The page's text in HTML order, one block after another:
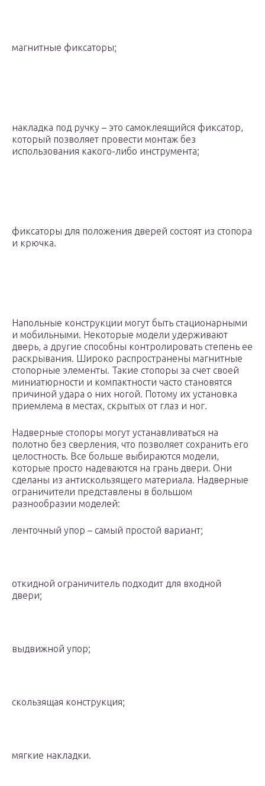
магнитные фиксаторы;
накладка под ручку – это самоклеящийся фиксатор,
который позволяет провести монтаж без
использования какого-либо инструмента;
фиксаторы для положения дверей состоят из стопора
и крючка.
Напольные конструкции могут быть стационарными
и мобильными. Некоторые модели удерживают
дверь, а другие способны контролировать степень ее
раскрывания. Широко распространены магнитные
стопорные элементы. Такие стопоры за счет своей
миниатюрности и компактности часто становятся
причиной удара о них ногой. Потому их установка
приемлема в местах, скрытых от глаз и ног.
Надверные стопоры могут устанавливаться на
полотно без сверления, что позволяет сохранить его
целостность. Все больше выбираются модели,
которые просто надеваются на грань двери. Они
сделаны из антискользящего материала. Надверные
ограничители представлены в большом
разнообразии моделей:
ленточный упор – самый простой вариант;
откидной ограничитель подходит для входной
двери;
выдвижной упор;
скользящая конструкция;
мягкие накладки.